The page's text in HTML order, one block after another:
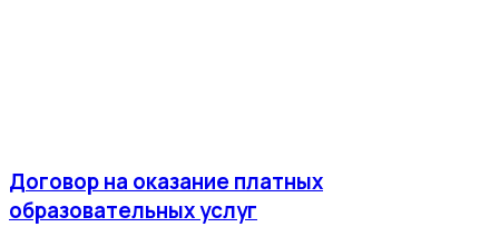
Договор на оказание платных
образовательных услуг